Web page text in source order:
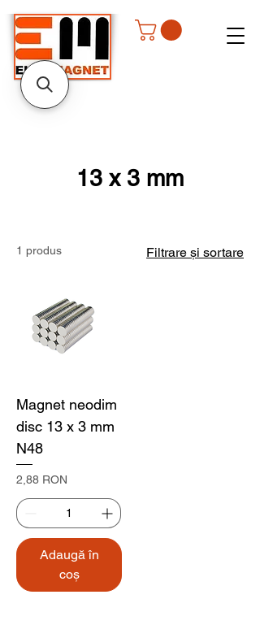
13 x 3 mm
1 produs Filtrare și sortare
Magnet neodim
disc 13 x 3 mm
N48
Preț
2,88 RON
Adaugă în
coș